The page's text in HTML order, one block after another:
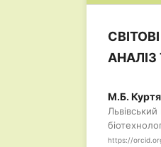
АНАЛІЗ
М.Б.
https://